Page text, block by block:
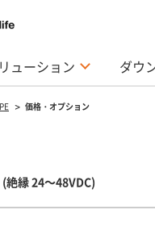
ューション ダウ
価格・オプション
縁 24～48VDC)